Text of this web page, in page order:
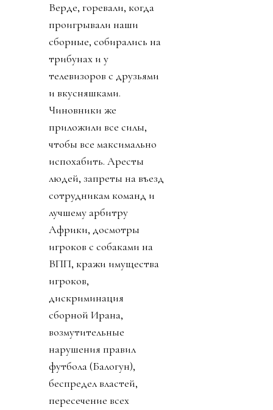
Верде, горевали, когда
проигрывали наши
сборные, собирались на
трибунах и у
телевизоров с друзьями
и вкусняшками.
Чиновники же
приложили все силы,
чтобы все максимально
испохабить. Аресты
людей, запреты на въезд
сотрудникам команд и
лучшему арбитру
Африки, досмотры
игроков с собаками на
ВПП, кражи имущества
игроков,
дискриминация
сборной Ирана,
возмутительные
нарушения правил
футбола (Балогун),
беспредел властей,
пересечение всех